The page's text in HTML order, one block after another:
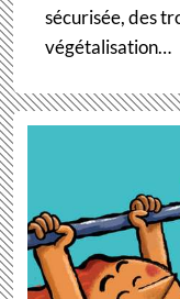
sécurisée, des
végétalisation…